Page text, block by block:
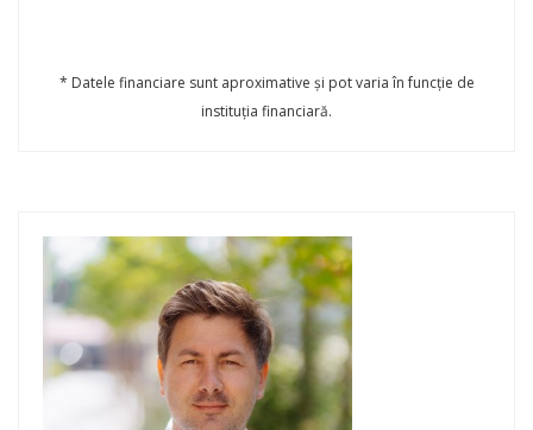
* Datele financiare sunt aproximative și pot varia în funcție de
instituția financiară.